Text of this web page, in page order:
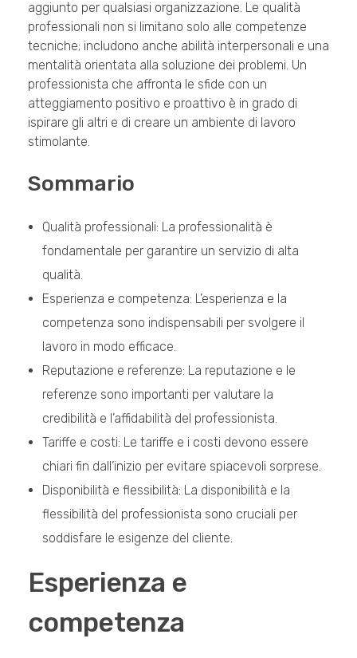
aggiunto per qualsiasi organizzazione. Le qualità
professionali non si limitano solo alle competenze
tecniche; includono anche abilità interpersonali e una
mentalità orientata alla soluzione dei problemi. Un
professionista che affronta le sfide con un
atteggiamento positivo e proattivo è in grado di
ispirare gli altri e di creare un ambiente di lavoro
stimolante.
Sommario
Qualità professionali: La professionalità è
fondamentale per garantire un servizio di alta
qualità.
Esperienza e competenza: L’esperienza e la
competenza sono indispensabili per svolgere il
lavoro in modo efficace.
Reputazione e referenze: La reputazione e le
referenze sono importanti per valutare la
credibilità e l’affidabilità del professionista.
Tariffe e costi: Le tariffe e i costi devono essere
chiari fin dall’inizio per evitare spiacevoli sorprese.
Disponibilità e flessibilità: La disponibilità e la
flessibilità del professionista sono cruciali per
soddisfare le esigenze del cliente.
Esperienza e
competenza